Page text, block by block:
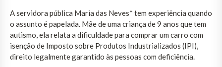
A servidora pública Maria das Neves* tem experiência quando
o assunto é papelada. Mãe de uma criança de 9 anos que tem
autismo, ela relata a dificuldade para comprar um carro com
isenção de Imposto sobre Produtos Industrializados (IPI),
direito legalmente garantido às pessoas com deficiência.